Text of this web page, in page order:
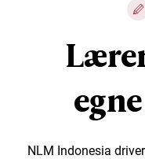
NLM Indonesia